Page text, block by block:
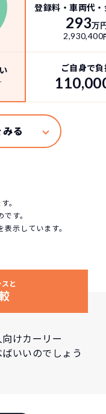
登録料・車両代
293万
2,930,400
ご自身で
。
す。
示しています。
と
けカーリー
いいのでしょう